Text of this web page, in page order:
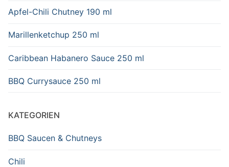
Apfel-Chili Chutney 190 ml
Marillenketchup 250 ml
Caribbean Habanero Sauce 250 ml
BBQ Currysauce 250 ml
KATEGORIEN
BBQ Saucen & Chutneys
Chili